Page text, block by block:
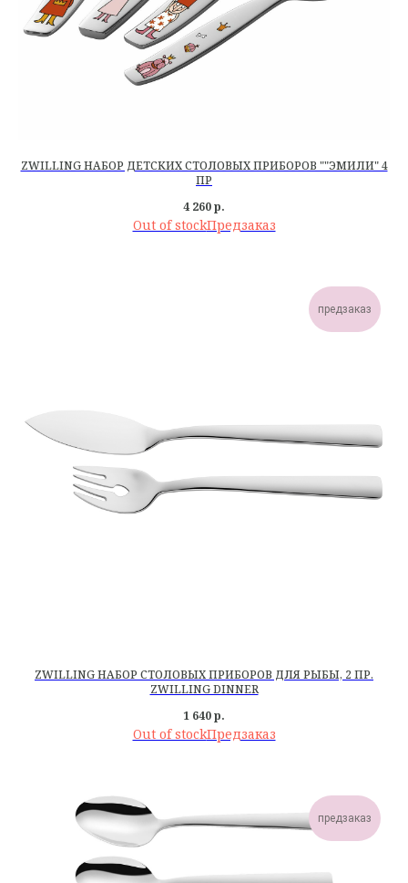
ZWILLING НАБОР ДЕТСКИХ СТОЛОВЫХ ПРИБОРОВ ""ЭМИЛИ" 4
ПР
4 260р.
Out of stock
предзаказ
ZWILLING НАБОР СТОЛОВЫХ ПРИБОРОВ ДЛЯ РЫБЫ, 2 ПР.
ZWILLING DINNER
1 640р.
Out of stock
предзаказ